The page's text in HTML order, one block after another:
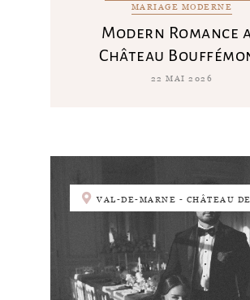
MARIAGE MODERNE
Modern Romance
Château
22 MAI 2026
VAL-DE-MARNE - CHÂTEAU